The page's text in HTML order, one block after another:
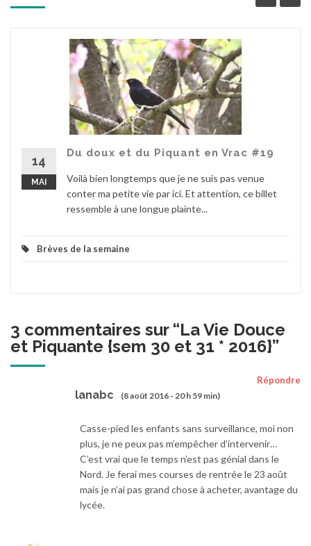
14
MAI
Du doux et du Piquant en Vrac #19
Voilà bien longtemps que je ne suis pas venue
conter ma petite vie par ici. Et attention, ce billet
ressemble à une longue plainte...
Brèves de la semaine
3 commentaires sur “La Vie Douce
et Piquante {sem 30 et 31 * 2016}”
lanabc (8 août 2016 - 20 h 59 min)
Répondre
Casse-pied les enfants sans surveillance, moi non
plus, je ne peux pas m’empêcher d’intervenir…
C’est vrai que le temps n’est pas génial dans le
Nord. Je ferai mes courses de rentrée le 23 août
mais je n’ai pas grand chose à acheter, avantage du
lycée.